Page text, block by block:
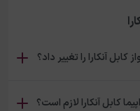
کابل آنکارا را تغییر داد؟
کابل آنکارا لازم است؟